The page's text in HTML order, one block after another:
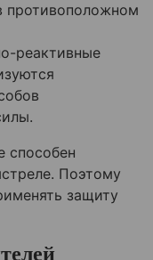
противоположном
реактивные
способен
Поэтому
защиту